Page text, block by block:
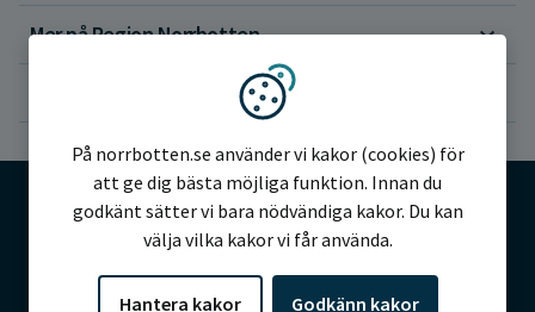
Mer på Region Norrbotten
©2026 Region Norrbotten
Vi använder kakor
På norrbotten.se använder vi kakor (cookies) för
att ge dig bästa möjliga funktion. Innan du
godkänt sätter vi bara nödvändiga kakor. Du kan
välja vilka kakor vi får använda.
Hantera kakor Godkänn kakor